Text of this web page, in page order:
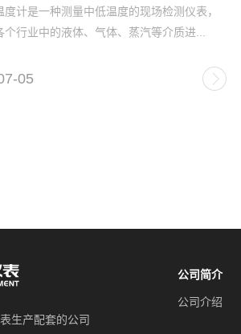
度计是一种测量中低温度的现场检测仪表，
个行业中的液体、气体、蒸汽等介质进...
05
生产配套的公司
公司简介
公司介绍